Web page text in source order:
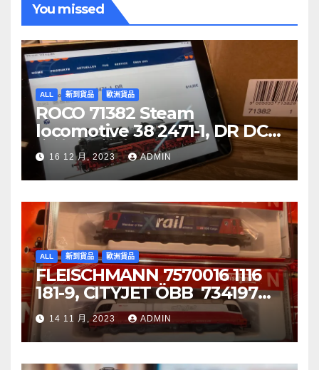
You missed
ALL 新到貨品 歐洲貨品
ROCO 71382 Steam
locomotive 38 2471-1, DR DCC
音效噴煙機車
16 12 月, 2023 ADMIN
ALL 新到貨品 歐洲貨品
FLEISCHMANN 7570016 1116
181-9, CITYJET ÖBB 734197
Re 620 088-5, SBB Cargo
14 11 月, 2023 ADMIN